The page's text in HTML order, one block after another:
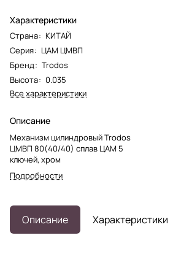
Характеристики
Страна: КИТАЙ
Серия: ЦАМ ЦМВП
Бренд: Trodos
Высота: 0.035
Все характеристики
Описание
Механизм цилиндровый Trodos
ЦМВП 80(40/40) сплав ЦАМ 5
ключей, хром
Подробности
Описание Характеристики